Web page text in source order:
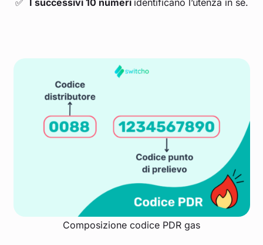
I successivi 10 numeri identificano l’utenza in sé.
Composizione codice PDR gas